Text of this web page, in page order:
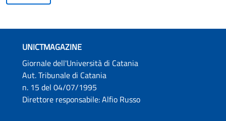
UNICTMAGAZINE
Giornale dell'Università di Catania
Aut. Tribunale di Catania
n. 15 del 04/07/1995
Direttore responsabile: Alfio Russo